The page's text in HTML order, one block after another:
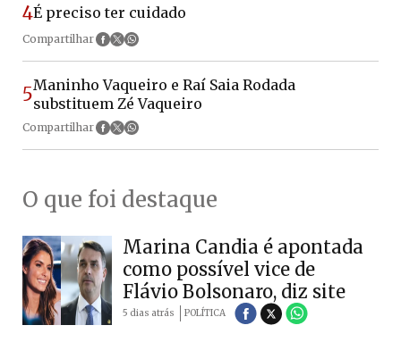
4É preciso ter cuidado
Compartilhar
5Maninho Vaqueiro e Raí Saia Rodada
substituem Zé Vaqueiro
Compartilhar
O que foi destaque
Marina Candia é apontada
como possível vice de
Flávio Bolsonaro, diz site
5 dias atrás POLÍTICA